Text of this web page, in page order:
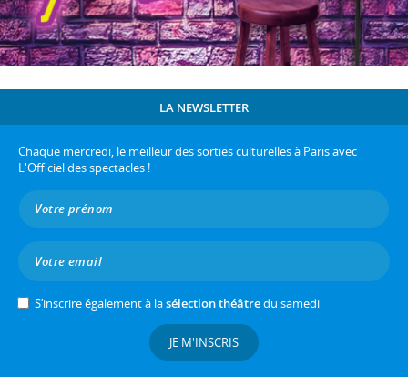
LA NEWSLETTER
Chaque mercredi, le meilleur des sorties culturelles à Paris avec
L'Officiel des spectacles !
S’inscrire également à lasélection théâtredu samedi
JE M'INSCRIS